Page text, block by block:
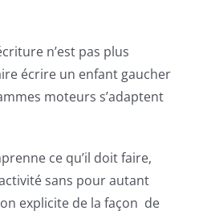
n’est pas plus
écrire un enfant gaucher
moteurs s’adaptent
ce qu’il doit faire,
sans pour autant
explicite de la façon de